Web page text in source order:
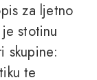
za ljetno
stotinu
skupine:
te